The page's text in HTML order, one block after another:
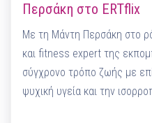
Περσάκη στο ERTflix
Με τη Μάντη Περσάκη στο
και fitness expert της
σύγχρονο τρόπο ζωής με
ψυχική υγεία και την